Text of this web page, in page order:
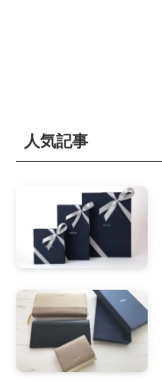
人気記事